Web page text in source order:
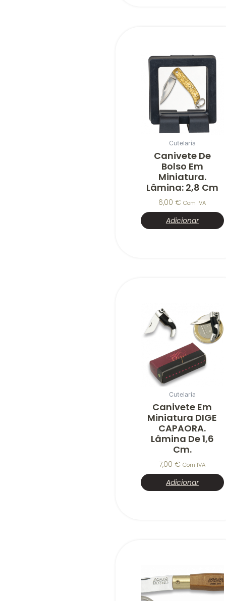
Cutelaria
Canivete De
Bolso Em
Miniatura.
Lâmina: 2,8 Cm
6,00€ Com IVA
Adicionar
Cutelaria
Canivete Em
Miniatura DIGE
CAPAORA.
Lâmina De 1,6
Cm.
7,00€ Com IVA
Adicionar